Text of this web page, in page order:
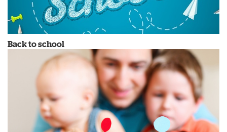
Back to school